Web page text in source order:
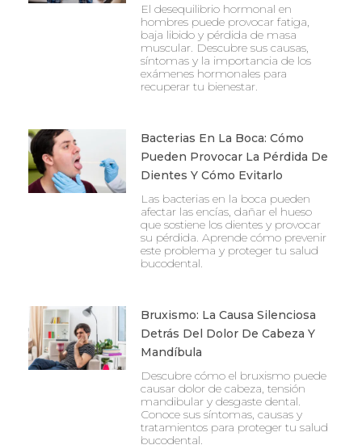
El desequilibrio hormonal en
hombres puede provocar fatiga,
baja libido y pérdida de masa
muscular. Descubre sus causas,
síntomas y la importancia de los
exámenes hormonales para
recuperar tu bienestar.
Bacterias En La Boca: Cómo
Pueden Provocar La Pérdida De
Dientes Y Cómo Evitarlo
Las bacterias en la boca pueden
afectar las encías, dañar el hueso
que sostiene los dientes y provocar
su pérdida. Aprende cómo prevenir
este problema y proteger tu salud
bucodental.
Bruxismo: La Causa Silenciosa
Detrás Del Dolor De Cabeza Y
Mandíbula
Descubre cómo el bruxismo puede
causar dolor de cabeza, tensión
mandibular y desgaste dental.
Conoce sus síntomas, causas y
tratamientos para proteger tu salud
bucodental.